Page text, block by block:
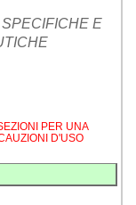
E
PER UNA
D'USO